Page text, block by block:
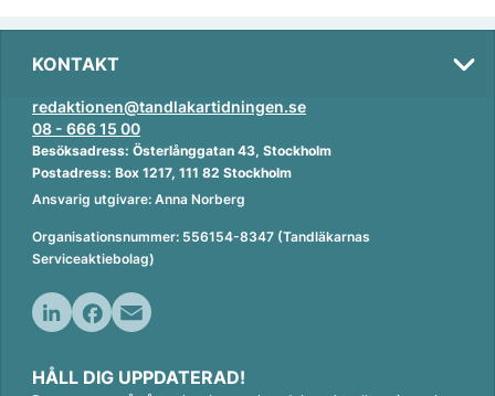
KONTAKT
redaktionen@tandlakartidningen.se
08 - 666 15 00
Besöksadress: Österlånggatan 43, Stockholm
Postadress: Box 1217, 111 82 Stockholm
Ansvarig utgivare: Anna Norberg
Organisationsnummer: 556154-8347 (Tandläkarnas
Serviceaktiebolag)
n
c
a
HÅLL DIG UPPDATERAD!